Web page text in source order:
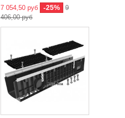
7 054,50 руб -25%
9
406,00 руб